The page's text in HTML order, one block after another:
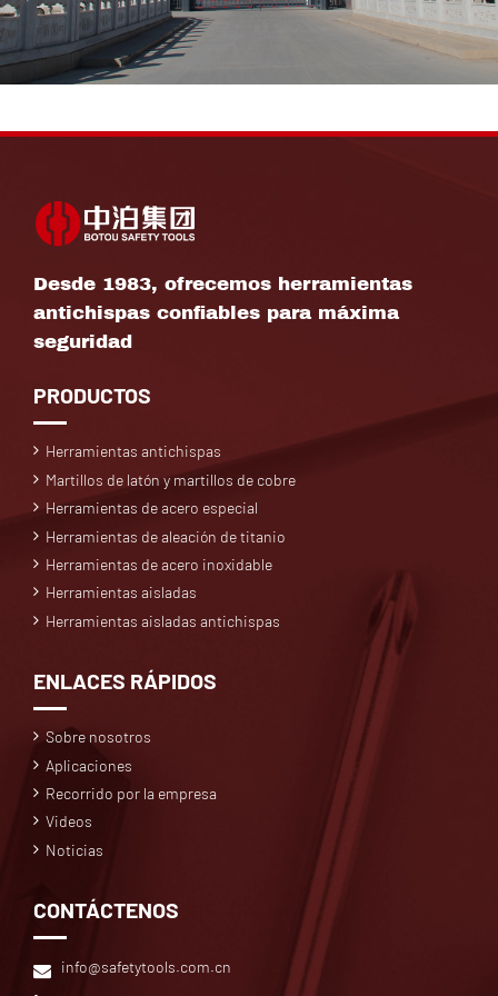
Desde 1983, ofrecemos herramientas
antichispas confiables para máxima
seguridad
PRODUCTOS
Herramientas antichispas
Martillos de latón y martillos de cobre
Herramientas de acero especial
Herramientas de aleación de titanio
Herramientas de acero inoxidable
Herramientas aisladas
Herramientas aisladas antichispas
ENLACES RÁPIDOS
Sobre nosotros
Aplicaciones
Recorrido por la empresa
Videos
Noticias
CONTÁCTENOS
info@safetytools.com.cn